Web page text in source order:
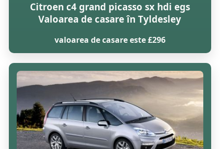
Citroen c4 grand picasso sx hdi egs
Valoarea de casare în Tyldesley
valoarea de casare este £296